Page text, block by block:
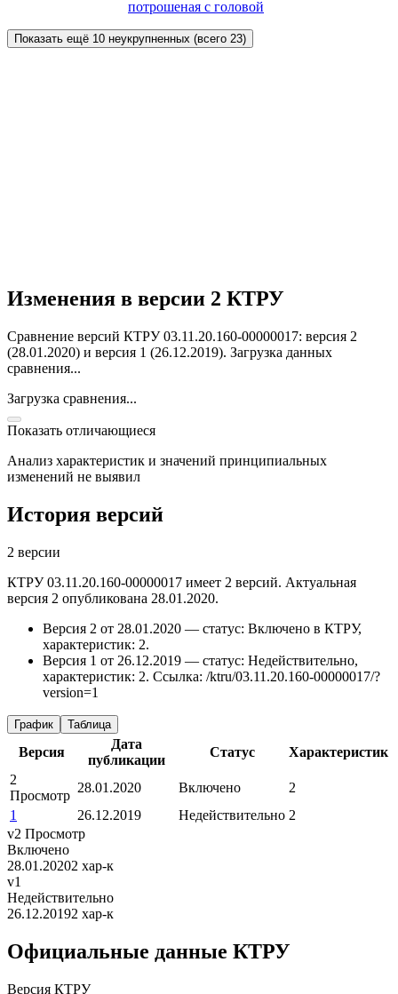
потрошеная с головой
Показать ещё 10 неукрупненных (всего 23)
Изменения в версии 2 КТРУ
Сравнение версий КТРУ 03.11.20.160-00000017: версия 2
(28.01.2020) и версия 1 (26.12.2019). Загрузка данных
сравнения...
Загрузка сравнения...
Показать отличающиеся
Анализ характеристик и значений принципиальных
изменений не выявил
История версий
2 версии
КТРУ 03.11.20.160-00000017 имеет 2 версий. Актуальная
версия 2 опубликована 28.01.2020.
Версия 2 от 28.01.2020 — статус: Включено в КТРУ,
характеристик: 2.
Версия 1 от 26.12.2019 — статус: Недействительно,
характеристик: 2. Ссылка: /ktru/03.11.20.160-00000017/?
version=1
График Таблица
Версия
Дата
публикации
Статус
Характеристик
2
Просмотр
28.01.2020 Включено
2
1
26.12.2019 Недействительно 2
v2 Просмотр
Включено
28.01.20202 хар-к
v1
Недействительно
26.12.20192 хар-к
Официальные данные КТРУ
Версия КТРУ